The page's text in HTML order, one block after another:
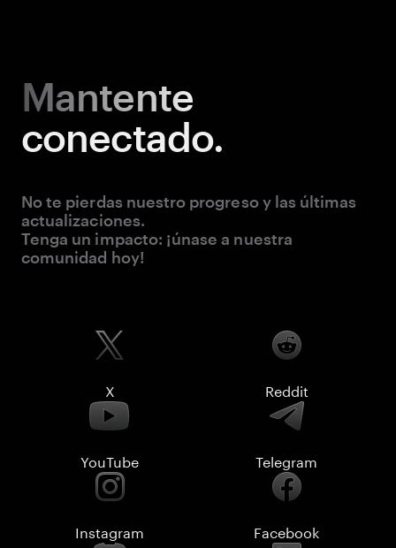
Mantente
conectado.
No te pierdas nuestro progreso y las últimas
actualizaciones.
Tenga un impacto: ¡únase a nuestra
comunidad hoy!
X Reddit
YouTube Telegram
Instagram Facebook